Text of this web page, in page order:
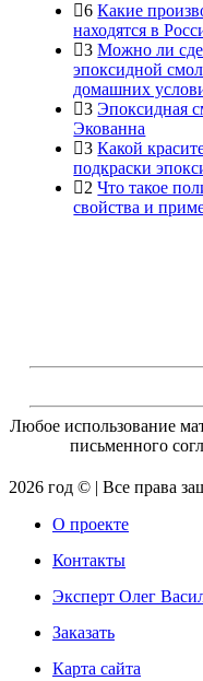
6 Какие
находятся в
3 Можно ли
эпоксидной
домашних
3 Эпоксидная
Экованна
3 Какой
подкраски
2 Что такое
свойства и
Любое использование
письменного
2026 год © | Все права
О проекте
Контакты
Эксперт Олег
Заказать
Карта сайта